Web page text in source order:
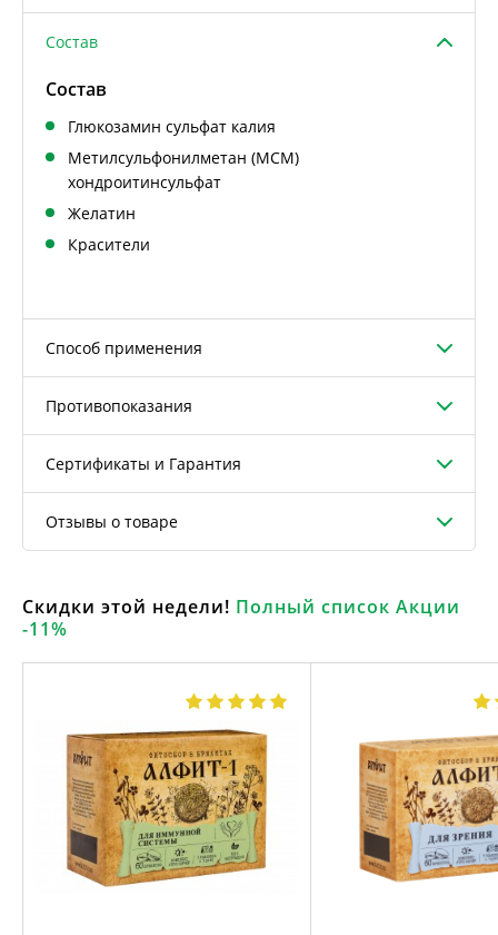
Состав
Состав
Глюкозамин сульфат калия
Метилсульфонилметан (МСМ)
хондроитинсульфат
Желатин
Красители
Способ применения
Противопоказания
Сертификаты и Гарантия
Отзывы о товаре
Скидки этой недели! Полный список Акции
-11%